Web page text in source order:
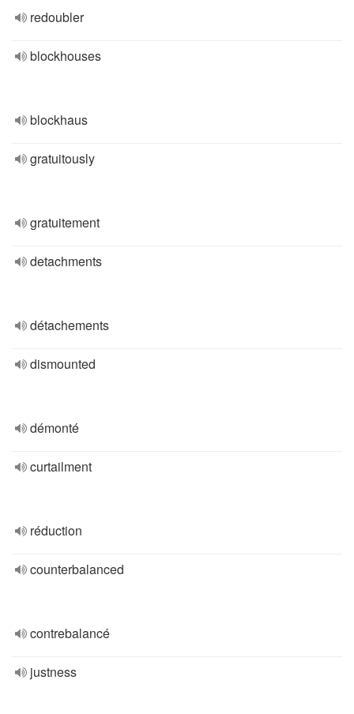
redoubler
blockhouses
blockhaus
gratuitously
gratuitement
detachments
détachements
dismounted
démonté
curtailment
réduction
counterbalanced
contrebalancé
justness